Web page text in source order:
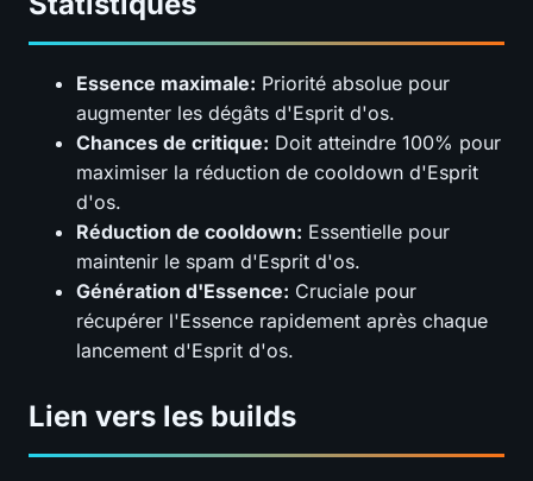
Essence maximale: Priorité absolue pour
augmenter les dégâts d'Esprit d'os.
Chances de critique: Doit atteindre 100% pour
maximiser la réduction de cooldown d'Esprit
d'os.
Réduction de cooldown: Essentielle pour
maintenir le spam d'Esprit d'os.
Génération d'Essence: Cruciale pour
récupérer l'Essence rapidement après chaque
lancement d'Esprit d'os.
Lien vers les builds